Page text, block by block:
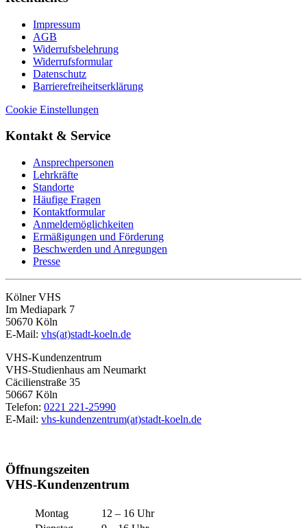
Impressum
AGB
Widerrufsbelehrung
Widerrufsformular
Datenschutz
Barrierefreiheitserklärung
Cookie Einstellungen
Kontakt & Service
Ansprechpersonen
Lehrkräfte
Standorte
Häufige Fragen
Kontaktformular
Anmeldemöglichkeiten
Ermäßigungen und Förderung
Beschwerden und Anregungen
Presse
Kölner VHS
Im Mediapark 7
50670 Köln
E-Mail: vhs(at)stadt-koeln.de
VHS-Kundenzentrum
VHS-Studienhaus am Neumarkt
Cäcilienstraße 35
50667 Köln
Telefon: 0221 221-25990
E-Mail: vhs-kundenzentrum(at)stadt-koeln.de
Öffnungszeiten
VHS-Kundenzentrum
Montag
12 – 16 Uhr